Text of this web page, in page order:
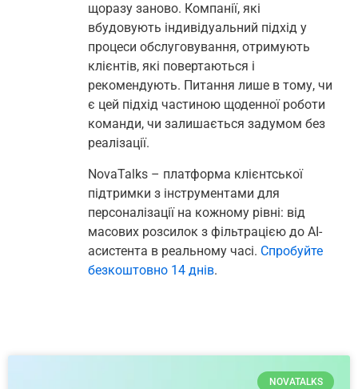
щоразу заново. Компанії, які
вбудовують індивідуальний підхід у
процеси обслуговування, отримують
клієнтів, які повертаються і
рекомендують. Питання лише в тому, чи
є цей підхід частиною щоденної роботи
команди, чи залишається задумом без
реалізації.
NovaTalks – платформа клієнтської
підтримки з інструментами для
персоналізації на кожному рівні: від
масових розсилок з фільтрацією до AI-
асистента в реальному часі. Спробуйте
безкоштовно 14 днів.
NOVATALKS